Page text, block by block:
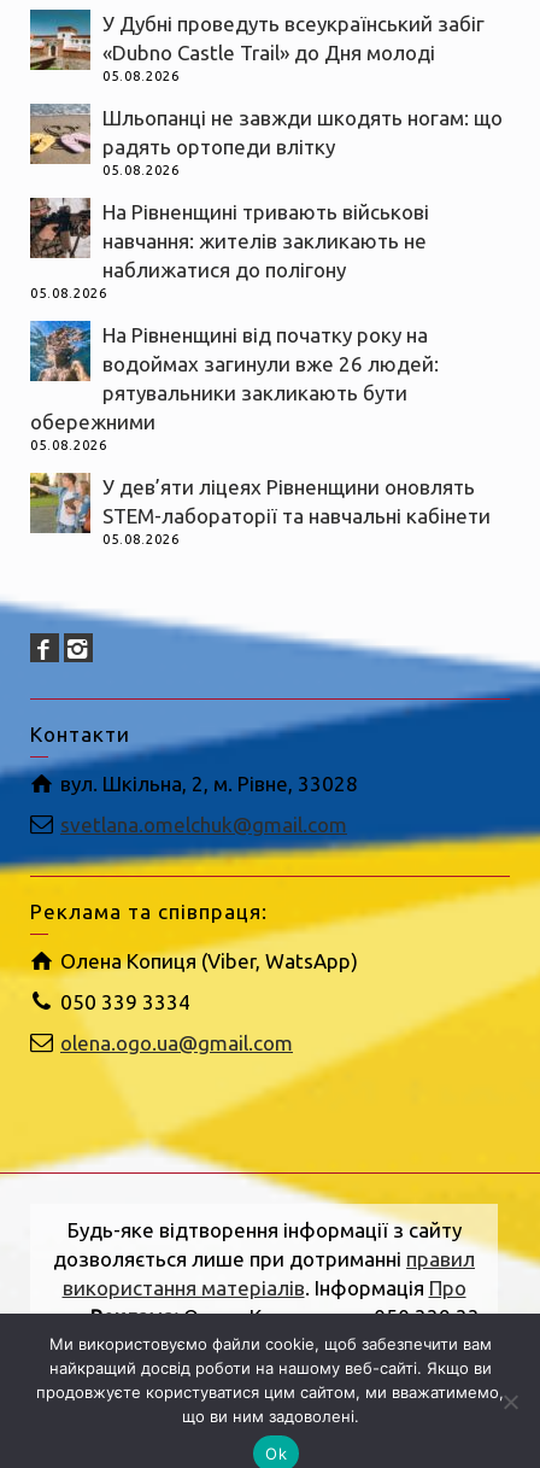
У Дубні проведуть всеукраїнський забіг
«Dubno Castle Trail» до Дня молоді
05.08.2026
Шльопанці не завжди шкодять ногам: що
радять ортопеди влітку
05.08.2026
На Рівненщині тривають військові
навчання: жителів закликають не
наближатися до полігону
05.08.2026
На Рівненщині від початку року на
водоймах загинули вже 26 людей:
рятувальники закликають бути
обережними
05.08.2026
У дев’яти ліцеях Рівненщини оновлять
STEM-лабораторії та навчальні кабінети
05.08.2026
Контакти
вул. Шкільна, 2, м. Рівне, 33028
svetlana.omelchuk@gmail.com
Реклама та співпраця:
Олена Копиця (Viber, WatsApp)
050 339 3334
olena.ogo.ua@gmail.com
Будь-яке відтворення інформації з сайту
дозволяється лише при дотриманні правил
використання матеріалів. Інформація Про
нас.Реклама:Олена Копиця, тел. 050 339 33
34
olena.ogo.ua@gmail.com.Адреса
редакції:вулиця Шкільна, 2, Рівне, Рівненська
область, 33000.Електронна пошта:
dolj.ogo@gmail.com
Ми використовуємо файли cookie, щоб забезпечити вам
найкращий досвід роботи на нашому веб-сайті. Якщо ви
продовжуєте користуватися цим сайтом, ми вважатимемо,
що ви ним задоволені.
Ok